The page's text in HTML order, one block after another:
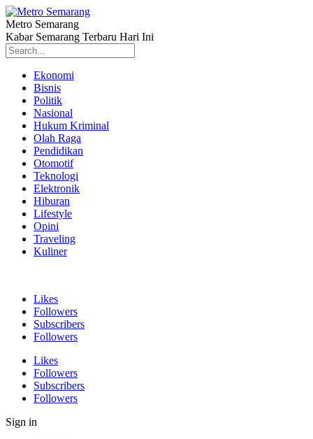
Metro Semarang
Kabar Semarang Terbaru Hari Ini
Ekonomi
Bisnis
Politik
Nasional
Hukum Kriminal
Olah Raga
Pendidikan
Otomotif
Teknologi
Elektronik
Hiburan
Lifestyle
Opini
Traveling
Kuliner
Likes
Followers
Subscribers
Followers
Likes
Followers
Subscribers
Followers
Sign in